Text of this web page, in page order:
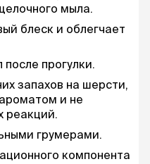
мыла.
блеск и облегчает
прогулки.
запахов на шерсти,
и не
реакций.
грумерами.
компонента